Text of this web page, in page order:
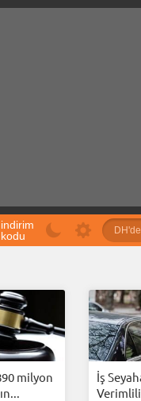
indirim
kodu
milyon
İş